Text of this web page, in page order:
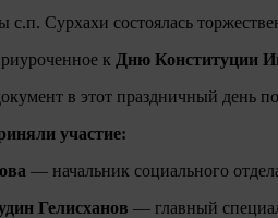
с.п. Сурхахи состоялась
к Дню Конституции
в этот праздничный день
участие:
— начальник социального
Гелисханов — главный